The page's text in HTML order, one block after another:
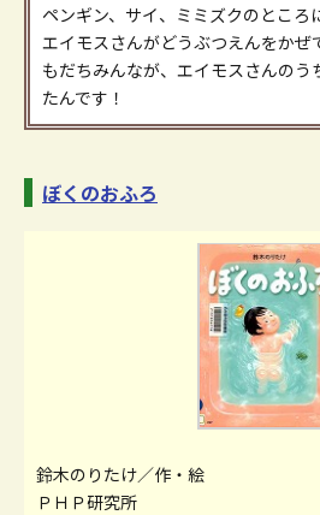
ペンギン、サイ、ミミズクのところ
エイモスさんがどうぶつえんをかぜ
もだちみんなが、エイモスさんの
たんです！
ぼくのおふろ
鈴木のりたけ／作・絵
ＰＨＰ研究所